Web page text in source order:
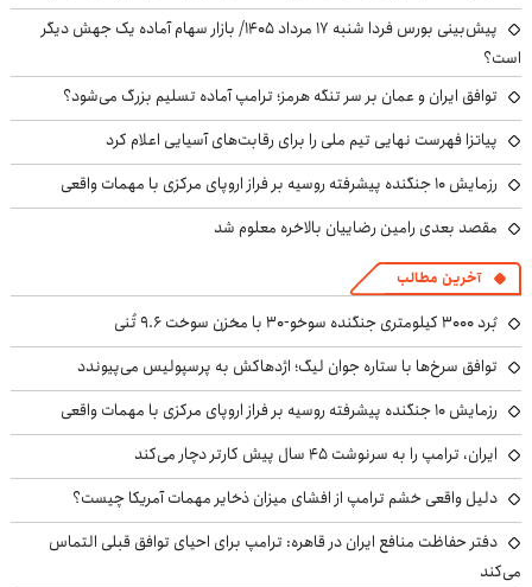
پیش‌بینی بورس فردا شنبه ۱۷ مرداد ۱۴۰۵/ بازار سهام آماده یک جهش دیگر
است؟
توافق ایران و عمان بر سر تنگه هرمز؛ ترامپ آماده تسلیم بزرگ می‌شود؟
پیاتزا فهرست نهایی تیم ملی را برای رقابت‌های آسیایی اعلام کرد
رزمایش ۱۰ جنگنده پیشرفته روسیه بر فراز اروپای مرکزی با مهمات واقعی
مقصد بعدی رامین رضاییان بالاخره معلوم شد
آخرین مطالب
بُرد ۳۰۰۰ کیلومتری جنگنده سوخو-۳۰ با مخزن سوخت ۹.۶ تُنی
توافق سرخ‌ها با ستاره جوان لیگ؛ اژدهاکش به پرسپولیس می‌پیوندد
رزمایش ۱۰ جنگنده پیشرفته روسیه بر فراز اروپای مرکزی با مهمات واقعی
ایران، ترامپ را به سرنوشت ۴۵ سال پیش کارتر دچار می‌کند
دلیل واقعی خشم ترامپ از افشای میزان ذخایر مهمات آمریکا چیست؟
دفتر حفاظت منافع ایران در قاهره: ترامپ برای احیای توافق قبلی التماس
می‌کند